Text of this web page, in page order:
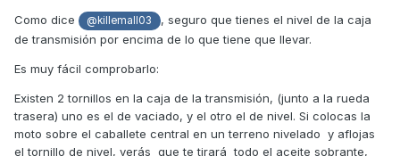
Como dice @killemall03
, seguro que tienes el nivel de la caja
de transmisión por encima de lo que tiene que llevar.
Es muy fácil comprobarlo:
Existen 2 tornillos en la caja de la transmisión, (junto a la rueda
trasera) uno es el de vaciado, y el otro el de nivel. Si colocas la
moto sobre el caballete central en un terreno nivelado y aflojas
el tornillo de nivel, verás que te tirará todo el aceite sobrante,